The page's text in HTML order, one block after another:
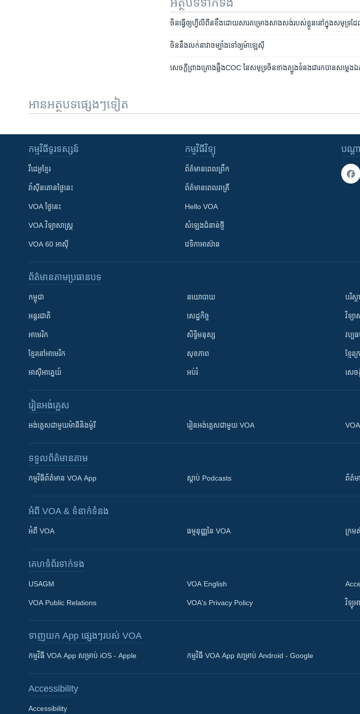
Khmer English
ចិន​ធ្វើ​ឲ្យ​ហ្វីលីពីន​ខឹង​ដោយសារ​គម្រោង​សាងសង់​របស់​ខ្លួន​នៅ​ក្នុង​សមុទ្រ​ដែ
ចិន​នឹង​លក់​នាវា​ចម្បាំង​ទៅ​ឲ្យ​ម៉ាឡេស៊ី
សេចក្តី​ព្រាង​គ្រោងឆ្អឹង​COC ​នៃសមុទ្រ​ចិន​ខាងត្បូង​ទំនង​ជារកបាន​សម្លេង​ឯក
អានអត្ថបទផ្សេងៗទៀត
បណ្ត
កម្មវិធី​ទូរទស្សន៍
វីដេអូ​ខ្មែរ
វ៉ាស៊ីនតោន​ថ្ងៃ​នេះ
VOA ថ្ងៃនេះ
VOA ​វិទ្យាសាស្ត្រ
VOA 60 អាស៊ី
កម្មវិធី​វិទ្យុ
ព័ត៌មាន​ពេល​ព្រឹក
ព័ត៌មាន​​ពេល​រាត្រី
Hello VOA
សំឡេង​ជំនាន់​ថ្មី
វេទិកា​អាស៊ាន
ព័ត៌មាន​តាមប្រធានបទ​
កម្ពុជា
អន្តរជាតិ
អាមេរិក
ខ្មែរ​នៅអាមេរិក
អាស៊ីអាគ្នេយ៍
នយោបាយ
សេដ្ឋកិច្ច
សិទ្ធិមនុស្ស
សុខភាព
អប់រំ
បរិស្ថ
វិទ្យា
វប្ប
ខ្មែរ
សេច
រៀន​​អង់គ្លេស
អង់គ្លេស​ជាមួយ​ម៉ានី​និង​ម៉ូរី រៀន​​​​​​អង់គ្លេស​​ជាមួយ VOA
ទទួល​ព័ត៌មាន​តាម
កម្មវិធី​ព័ត៌មាន VOA App ស្តាប់ Podcasts ព័ត៌ម
អំពី​ VOA & ទំនាក់ទំនង
អំពី​ VOA ធម្មនុញ្ញ​នៃ VOA ក្រម​​​
គេហទំព័រ​​ទាក់ទង
USAGM
VOA Public Relations
VOA English
VOA's Privacy Policy វិទ្យុ​
ទាញយក​ App ផ្សេងៗ​របស់​ VOA
កម្មវិធី​ VOA App សម្រាប់ iOS - Apple កម្មវិធី​ VOA App សម្រាប់ Android - Google
Accessibility
Accessibility